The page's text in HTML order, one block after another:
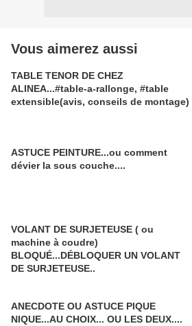
Vous aimerez aussi
TABLE TENOR DE CHEZ
ALINEA...#table-a-rallonge, #table
extensible(avis, conseils de montage)
ASTUCE PEINTURE...ou comment
dévier la sous couche....
VOLANT DE SURJETEUSE ( ou
machine à coudre)
BLOQUÉ...DÉBLOQUER UN VOLANT
DE SURJETEUSE..
ANECDOTE OU ASTUCE PIQUE
NIQUE...AU CHOIX... OU LES DEUX....